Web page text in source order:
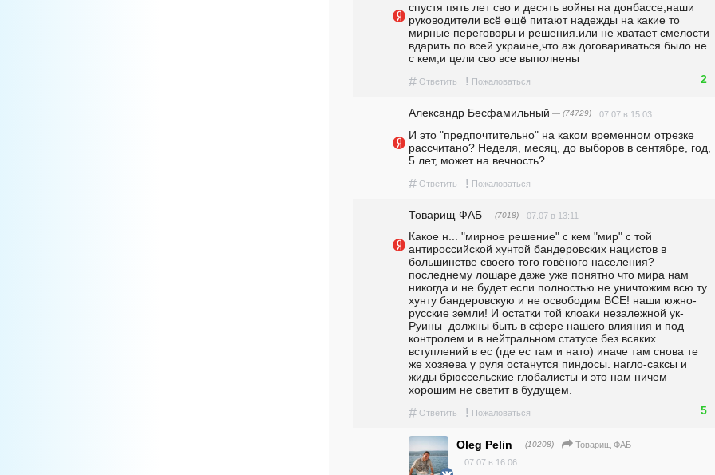
спустя пять лет сво и десять войны на донбассе,наши
руководители всё ещё питают надежды на какие то
мирные переговоры и решения.или не хватает смелости
вдарить по всей украине,что аж договариваться было не
с кем,и цели сво все выполнены
# Ответить ! Пожаловаться 2
Александр Бесфамильный — (74729) 07.07 в 15:03
И это "предпочтительно" на каком временном отрезке
рассчитано? Неделя, месяц, до выборов в сентябре, год,
5 лет, может на вечность?
# Ответить ! Пожаловаться
Товарищ ФАБ — (7018) 07.07 в 13:11
Какое н... "мирное решение" с кем "мир" с той
антироссийской хунтой бандеровских нацистов в
большинстве своего того говёного населения?
последнему лошаре даже уже понятно что мира нам
никогда и не будет если полностью не уничтожим всю ту
хунту бандеровскую и не освободим ВСЕ! наши южно-
русские земли! И остатки той клоаки незалежной ук-
Руины  должны быть в сфере нашего влияния и под
контролем и в нейтральном статусе без всяких
вступлений в ес (где ес там и нато) иначе там снова те
же хозяева у руля останутся пиндосы. нагло-саксы и
жиды брюссельские глобалисты и это нам ничем
хорошим не светит в будущем.
# Ответить ! Пожаловаться 5
Oleg Pelin — (10208)
Товарищ ФАБ
07.07 в 16:06